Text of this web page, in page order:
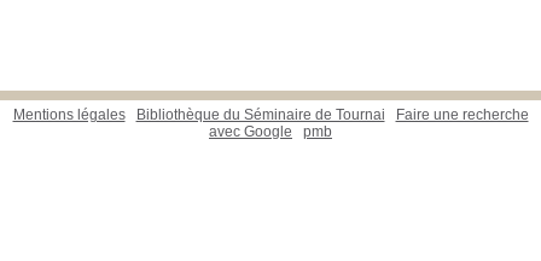
Mentions légales Bibliothèque du Séminaire de Tournai
Faire une recherche
avec Google
pmb